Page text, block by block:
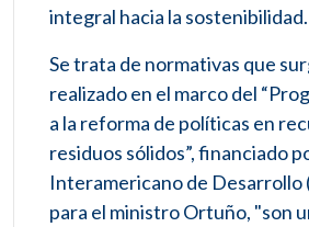
integral hacia la sostenibilidad.
Se trata de normativas que
realizado en el marco del
a la reforma de políticas en
residuos sólidos”, financiado
Interamericano de Desarrollo
para el ministro Ortuño, "son